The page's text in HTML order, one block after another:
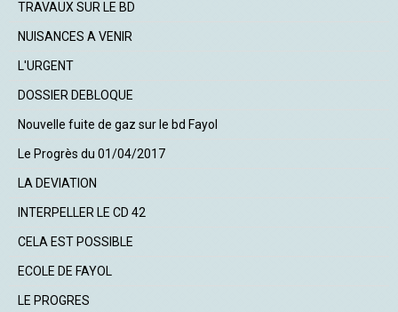
TRAVAUX SUR LE BD
NUISANCES A VENIR
L'URGENT
DOSSIER DEBLOQUE
Nouvelle fuite de gaz sur le bd Fayol
Le Progrès du 01/04/2017
LA DEVIATION
INTERPELLER LE CD 42
CELA EST POSSIBLE
ECOLE DE FAYOL
LE PROGRES